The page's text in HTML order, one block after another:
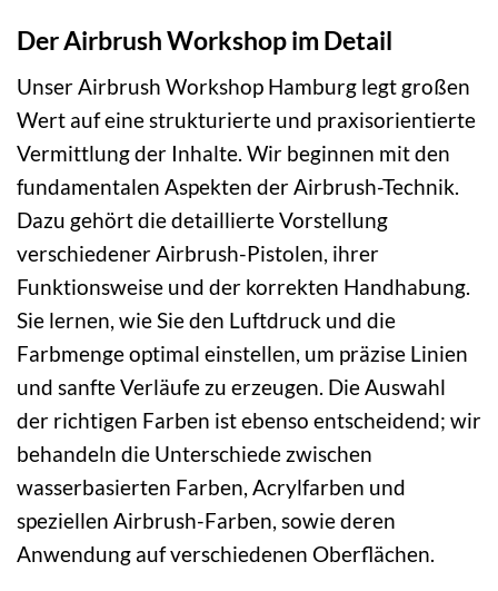
Der Airbrush Workshop im Detail
Unser Airbrush Workshop Hamburg legt großen
Wert auf eine strukturierte und praxisorientierte
Vermittlung der Inhalte. Wir beginnen mit den
fundamentalen Aspekten der Airbrush-Technik.
Dazu gehört die detaillierte Vorstellung
verschiedener Airbrush-Pistolen, ihrer
Funktionsweise und der korrekten Handhabung.
Sie lernen, wie Sie den Luftdruck und die
Farbmenge optimal einstellen, um präzise Linien
und sanfte Verläufe zu erzeugen. Die Auswahl
der richtigen Farben ist ebenso entscheidend; wir
behandeln die Unterschiede zwischen
wasserbasierten Farben, Acrylfarben und
speziellen Airbrush-Farben, sowie deren
Anwendung auf verschiedenen Oberflächen.